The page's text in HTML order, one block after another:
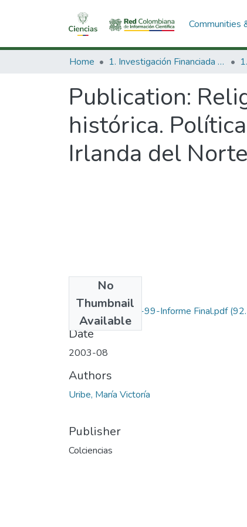
Communities
Home 1. Investigación Financiada con Recursos Públicos
Publication:
histórica.
Irlanda del Norte
No
Thumbnail
Available
0196-10-111-99-Informe Final.pdf
Date
2003-08
Authors
Uribe, María Victoría
Publisher
Colciencias